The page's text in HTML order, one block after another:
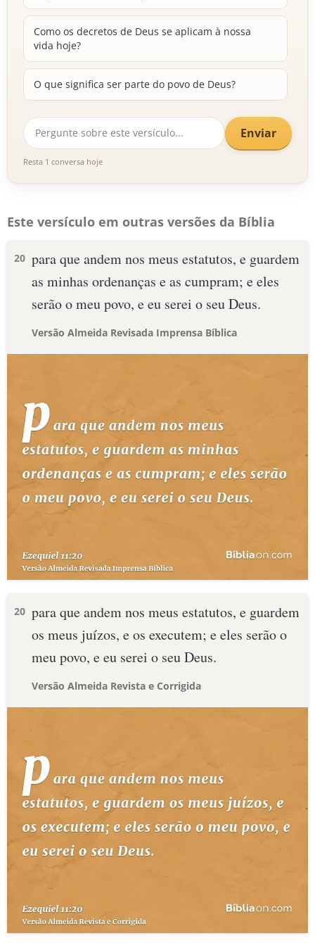
Como os decretos de Deus se aplicam à nossa
vida hoje?
O que significa ser parte do povo de Deus?
Enviar
Resta 1 conversa hoje
Este versículo em outras versões da Bíblia
20 para que andem nos meus estatutos, e guardem
as minhas ordenanças e as cumpram; e eles
serão o meu povo, e eu serei o seu Deus.
Versão Almeida Revisada Imprensa Bíblica
20 para que andem nos meus estatutos, e guardem
os meus juízos, e os executem; e eles serão o
meu povo, e eu serei o seu Deus.
Versão Almeida Revista e Corrigida